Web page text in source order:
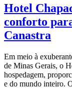
Hotel
conforto
Canastra
Em meio à
de Minas Gerais, o
hospedagem,
e do mundo inteiro.